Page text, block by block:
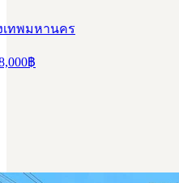
เทพมหานคร
฿